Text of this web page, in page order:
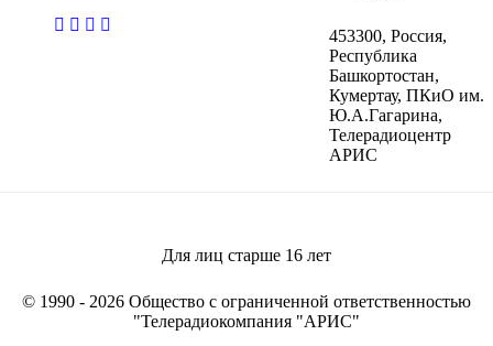
casibom
453300, Россия,
Республика
Башкортостан,
Кумертау, ПКиО им.
Ю.А.Гагарина,
Телерадиоцентр
АРИС
Для лиц старше 16 лет
© 1990 - 2026 Общество с ограниченной ответственностью
"Телерадиокомпания "АРИС"